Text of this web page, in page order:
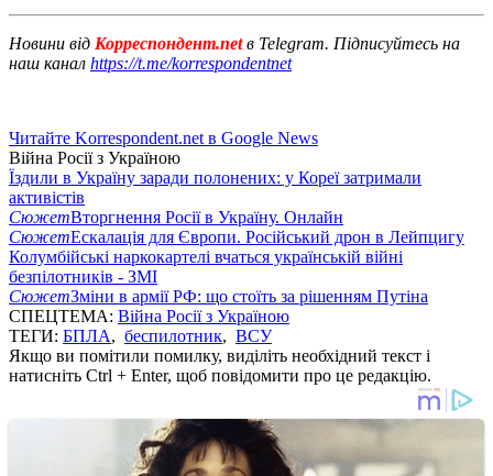
Новини від Корреспондент.netв Telegram. Підписуйтесь на
наш канал https://t.me/korrespondentnet
Читайте Korrespondent.net в Google News
Війна Росії з Україною
Їздили в Україну заради полонених: у Кореї затримали
активістів
СюжетВторгнення Росії в Україну. Онлайн
СюжетЕскалація для Європи. Російський дрон в Лейпцигу
Колумбійські наркокартелі вчаться українській війні
безпілотників - ЗМІ
СюжетЗміни в армії РФ: що стоїть за рішенням Путіна
СПЕЦТЕМА: Війна Росії з Україною
ТЕГИ: БПЛА, беспилотник, ВСУ
Якщо ви помітили помилку, виділіть необхідний текст і
натисніть Ctrl + Enter, щоб повідомити про це редакцію.